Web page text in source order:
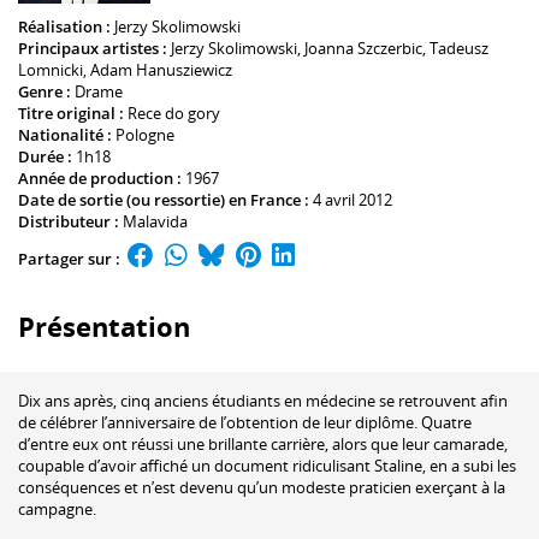
Réalisation : Jerzy Skolimowski
Principaux artistes : Jerzy Skolimowski, Joanna Szczerbic,Tadeusz
Lomnicki,Adam Hanusziewicz
Genre : Drame
Titre original : Rece do gory
Nationalité : Pologne
Durée : 1h18
Année de production : 1967
Date de sortie (ou ressortie) en France : 4 avril 2012
Distributeur : Malavida
Partager sur :
Présentation
Dix ans après, cinq anciens étudiants en médecine se retrouvent afin
de célébrer l’anniversaire de l’obtention de leur diplôme. Quatre
d’entre eux ont réussi une brillante carrière, alors que leur camarade,
coupable d’avoir affiché un document ridiculisant Staline, en a subi les
conséquences et n’est devenu qu’un modeste praticien exerçant à la
campagne.